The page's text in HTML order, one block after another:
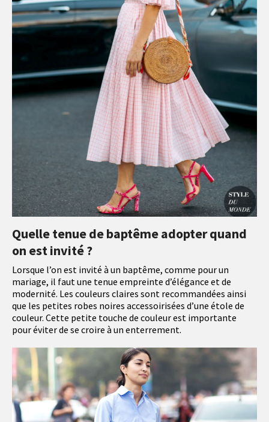
Quelle tenue de baptême adopter quand
on est invité ?
Lorsque l’on est invité à un baptême, comme pour un
mariage, il faut une tenue empreinte d’élégance et de
modernité. Les couleurs claires sont recommandées ainsi
que les petites robes noires accessoirisées d’une étole de
couleur. Cette petite touche de couleur est importante
pour éviter de se croire à un enterrement.